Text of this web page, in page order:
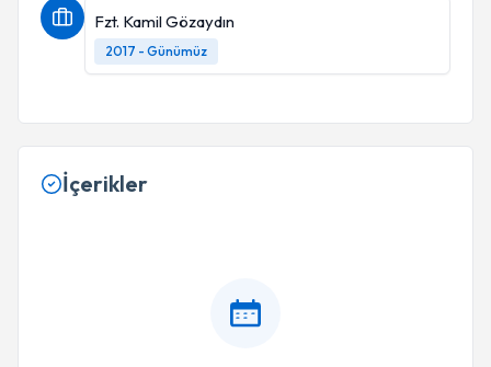
Fzt. Kamil Gözaydın
2017 - Günümüz
İçerikler